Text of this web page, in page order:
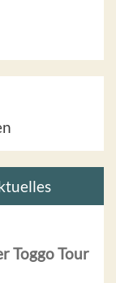
Toggo Tour